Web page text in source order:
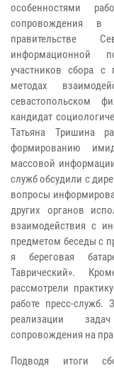
особенностями
сопровождения в
правительстве
информационной
участников сбора
методах
севастопольском
кандидат
Татьяна Тришина
формированию
массовой
служб обсудили с
вопросы
других органов
взаимодействия с
предметом беседы с
я береговая
Таврический».
рассмотрели
работе пресс-
реализации
сопровождения на
Подводя итоги